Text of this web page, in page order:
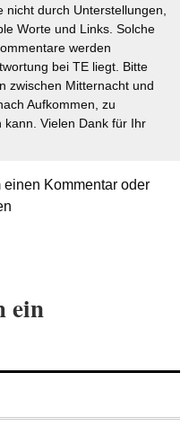
nicht durch Unterstellungen,
Worte und Links. Solche
werden
bei TE liegt. Bitte
zwischen Mitternacht und
Aufkommen, zu
kann. Vielen Dank für Ihr
Kommentar oder
ein